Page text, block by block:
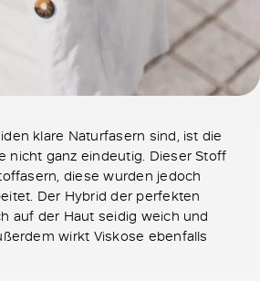
klare Naturfasern sind, ist die
nicht ganz eindeutig. Dieser Stoff
diese wurden jedoch
Der Hybrid der perfekten
auf der Haut seidig weich und
wirkt Viskose ebenfalls